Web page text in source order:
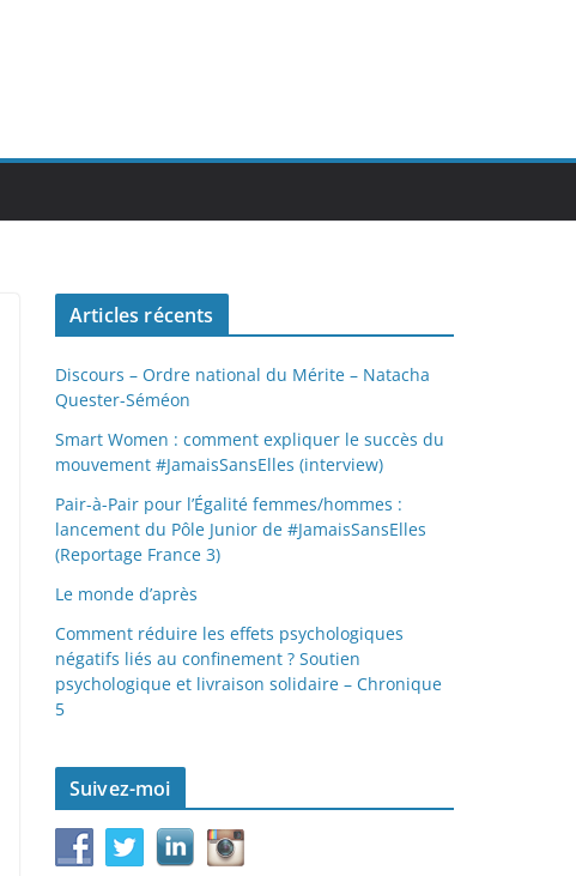
Articles récents
Discours – Ordre national du Mérite – Natacha
Quester-Séméon
Smart Women : comment expliquer le succès du
mouvement #JamaisSansElles (interview)
Pair-à-Pair pour l’Égalité femmes/hommes :
lancement du Pôle Junior de #JamaisSansElles
(Reportage France 3)
Le monde d’après
Comment réduire les effets psychologiques
négatifs liés au confinement ? Soutien
psychologique et livraison solidaire – Chronique
5
Suivez-moi